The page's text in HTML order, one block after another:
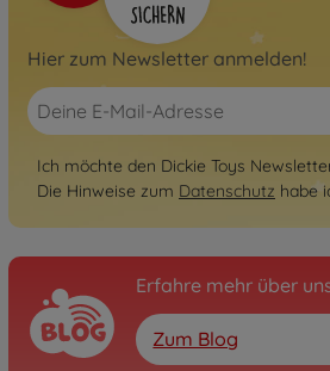
Hier zum Newsletter anmelden!
Ich möchte den Dickie Toys
Die Hinweise zum Datenschutz habe
Erfahre mehr über
Zum Blog